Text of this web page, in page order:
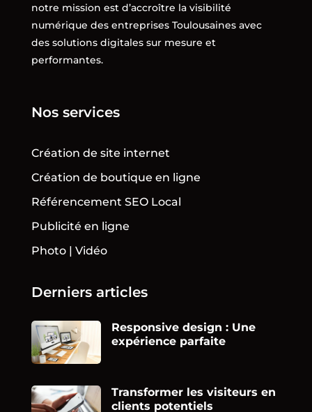
notre mission est d’accroître la visibilité
numérique des entreprises Toulousaines avec
des solutions digitales sur mesure et
performantes.
Nos services
Création de site internet
Création de boutique en ligne
Référencement SEO Local
Publicité en ligne
Photo | Vidéo
Derniers articles
Responsive design : Une
expérience parfaite
Transformer les visiteurs en
clients potentiels